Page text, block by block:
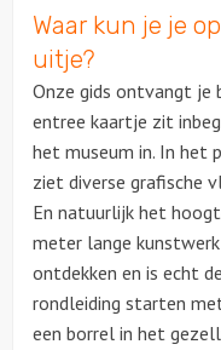
Waar kun je je
uitje?
Onze gids ontvangt je
entree kaartje zit
het museum in. In het
ziet diverse grafische
En natuurlijk het
meter lange
ontdekken en is echt
rondleiding starten
een borrel in het